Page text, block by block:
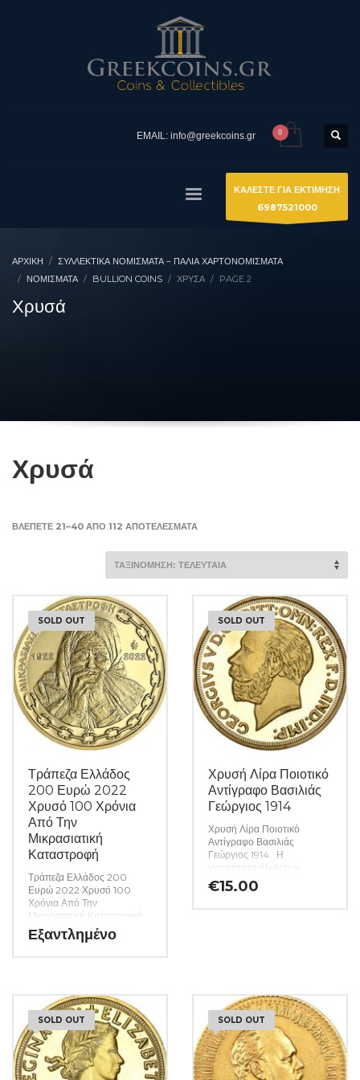
EMAIL: info@greekcoins.gr
ΚΑΛΕΣΤΕ ΓΙΑ ΕΚΤΙΜΗΣΗ
6987521000
ΑΡΧΙΚΉ
ΣΥΛΛΕΚΤΙΚΆ ΝΟΜΊΣΜΑΤΑ – ΠΑΛΙΆ ΧΑΡΤΟΝΟΜΊΣΜΑΤΑ
ΝΟΜΙΣΜΑΤΑ
BULLION COINS ΧΡΥΣΆ PAGE 2
Χρυσά
Χρυσά
ΒΛΈΠΕΤΕ 21–40 ΑΠΌ 112 ΑΠΟΤΕΛΈΣΜΑΤΑ
LATEST
SOLD OUT
Τράπεζα Ελλάδος
200 Ευρώ 2022
Χρυσό 100 Χρόνια
Από Την
Μικρασιατική
Καταστροφή
Τράπεζα Ελλάδος 200
Ευρώ 2022 Χρυσό 100
Χρόνια Από Την
Μικρασιατική Καταστροφή.
Η γνησιότητα όλων των
προϊόντων μας είναι
αναλυτικά εφόσον
υπάρχουν. (Κωδ. 7568)
Λίγα λόγια για το νόμισμα
Η Μικρασιατική Καταστροφή
αποτέλεσε τη δραματική
κατάληξη της τριετούς
Μικρασιατικής Εκστρατείας,
Εξαντλημένο
SOLD OUT
Χρυσή Λίρα Ποιοτικό
Αντίγραφο Βασιλιάς
Γεώργιος 1914
Χρυσή Λίρα Ποιοτικό
Αντίγραφο Βασιλιάς
Γεώργιος 1914. Η
γνησιότητα όλων των
προϊόντων μας είναι
εγγυημένη εφ όρου ζωής
€15.00
SOLD OUT SOLD OUT